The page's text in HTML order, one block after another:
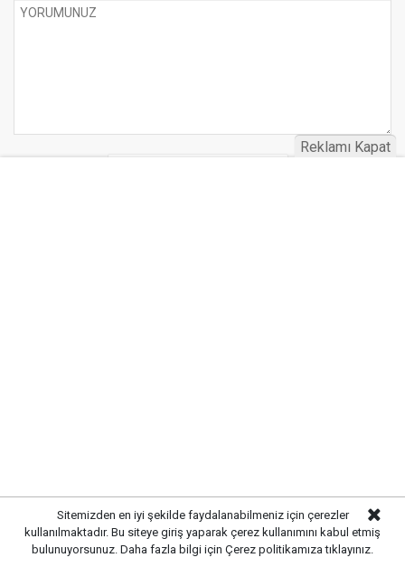
Sitemizden en iyi şekilde faydalanabilmeniz için çerezler
kullanılmaktadır. Bu siteye giriş yaparak çerez kullanımını kabul etmiş
bulunuyorsunuz. Daha fazla bilgi için Çerez politikamıza tıklayınız.
Reklamı Kapat